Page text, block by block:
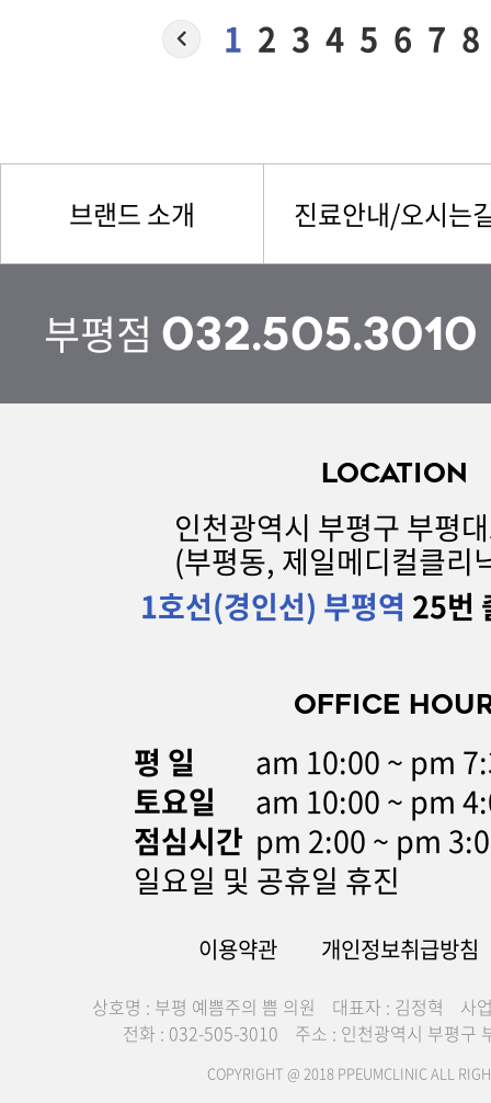
1 2 3 4 5 6 7 8
브랜드 소개 진료안내/오시는
부평점 032.505.3010
LOCATION
인천광역시 부평구 부평
(부평동, 제일메디컬클리
1호선(경인선) 부평역 25번
OFFICE
평 일
am 10:00 ~ pm
토요일
am 10:00 ~ pm
점심시간 pm 2:00 ~ pm
일요일 및 공휴일 휴진
이용약관 개인정보취급방침
상호명 : 부평 예쁨주의 쁨 의원 대표자 : 김정혁
사
전화 : 032-505-3010
주소 : 인천광역시 부평구
COPYRIGHT @ 2018 PPEUMCLINIC ALL